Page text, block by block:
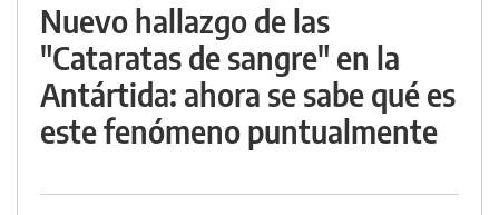
Nuevo hallazgo de las
"Cataratas de sangre" en la
Antártida: ahora se sabe qué es
este fenómeno puntualmente